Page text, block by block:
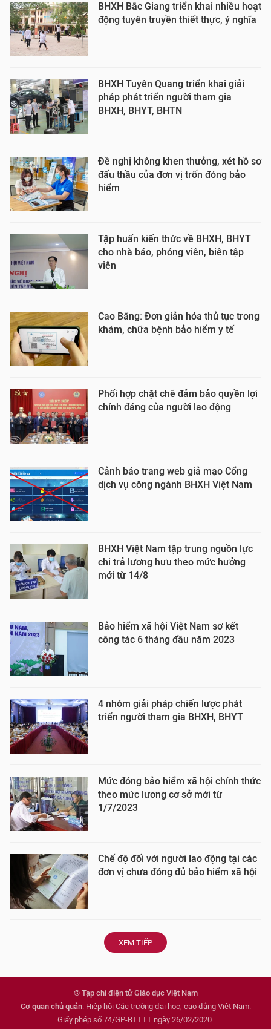
BHXH Bắc Giang triển khai nhiều hoạt
động tuyên truyền thiết thực, ý nghĩa
BHXH Tuyên Quang triển khai giải
pháp phát triển người tham gia
BHXH, BHYT, BHTN
Đề nghị không khen thưởng, xét hồ sơ
đấu thầu của đơn vị trốn đóng bảo
hiểm
Tập huấn kiến thức về BHXH, BHYT
cho nhà báo, phóng viên, biên tập
viên
Cao Bằng: Đơn giản hóa thủ tục trong
khám, chữa bệnh bảo hiểm y tế
Phối hợp chặt chẽ đảm bảo quyền lợi
chính đáng của người lao động
Cảnh báo trang web giả mạo Cổng
dịch vụ công ngành BHXH Việt Nam
BHXH Việt Nam tập trung nguồn lực
chi trả lương hưu theo mức hưởng
mới từ 14/8
Bảo hiểm xã hội Việt Nam sơ kết
công tác 6 tháng đầu năm 2023
4 nhóm giải pháp chiến lược phát
triển người tham gia BHXH, BHYT
Mức đóng bảo hiểm xã hội chính thức
theo mức lương cơ sở mới từ
1/7/2023
Chế độ đối với người lao động tại các
đơn vị chưa đóng đủ bảo hiểm xã hội
XEM TIẾP
© Tạp chí điện tử Giáo dục Việt Nam
Cơ quan chủ quản: Hiệp hội Các trường đại học, cao đẳng Việt Nam.
Giấy phép số 74/GP-BTTTT ngày 26/02/2020.